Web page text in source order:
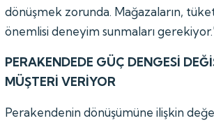
dönüşmek zorunda. Mağazaların,
önemlisi deneyim sunmaları
PERAKENDEDE GÜÇ DENGESİ
MÜŞTERİ VERİYOR
Perakendenin dönüşümüne ilişkin